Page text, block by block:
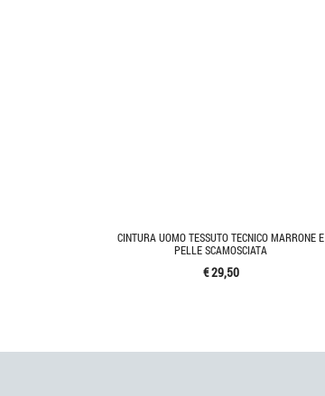
CINTURA UOMO TESSUTO TECNICO MARRONE E
PELLE SCAMOSCIATA
€ 29,50